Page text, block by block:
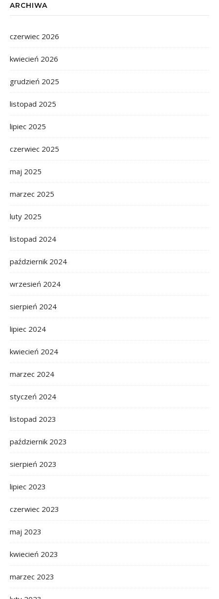
ARCHIWA
czerwiec 2026
kwiecień 2026
grudzień 2025
listopad 2025
lipiec 2025
czerwiec 2025
maj 2025
marzec 2025
luty 2025
listopad 2024
październik 2024
wrzesień 2024
sierpień 2024
lipiec 2024
kwiecień 2024
marzec 2024
styczeń 2024
listopad 2023
październik 2023
sierpień 2023
lipiec 2023
czerwiec 2023
maj 2023
kwiecień 2023
marzec 2023